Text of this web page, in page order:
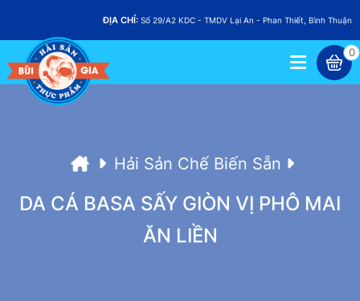
ĐỊA CHỈ: Số 29/A2 KDC - TMDV Lại An - Phan Thiết, Bình Thuận
0
Hải Sản Chế Biến Sẵn
DA CÁ BASA SẤY GIÒN VỊ PHÔ MAI
ĂN LIỀN